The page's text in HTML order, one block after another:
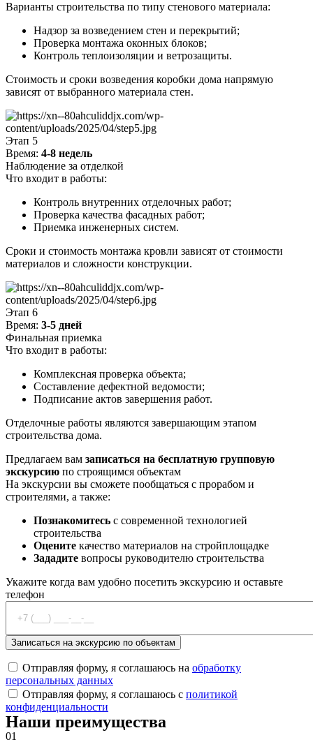
Варианты строительства по типу стенового материала:
Надзор за возведением стен и перекрытий;
Проверка монтажа оконных блоков;
Контроль теплоизоляции и ветрозащиты.
Стоимость и сроки возведения коробки дома напрямую
зависят от выбранного материала стен.
Этап 5
Время: 4-8 недель
Наблюдение за отделкой
Что входит в работы:
Контроль внутренних отделочных работ;
Проверка качества фасадных работ;
Приемка инженерных систем.
Сроки и стоимость монтажа кровли зависят от стоимости
материалов и сложности конструкции.
Этап 6
Время: 3-5 дней
Финальная приемка
Что входит в работы:
Комплексная проверка объекта;
Составление дефектной ведомости;
Подписание актов завершения работ.
Отделочные работы являются завершающим этапом
строительства дома.
Предлагаем вам записаться на бесплатную групповую
экскурсию по строящимся объектам
На экскурсии вы сможете пообщаться с прорабом и
строителями, а также:
Познакомитесь с современной технологией
строительства
Оцените качество материалов на стройплощадке
Зададите вопросы руководителю строительства
Укажите когда вам удобно посетить экскурсию и оставьте
телефон
Отправляя форму, я соглашаюсь на обработку
персональных данных
Отправляя форму, я соглашаюсь с политикой
конфиденциальности
Наши преимущества
01